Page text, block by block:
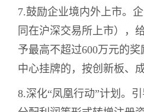
7.鼓励企业境内外上市。
同在沪深交易所上市），
予最高不超过600万元的
中心挂牌的，按创新板、
8.深化“凤凰行动”计划。